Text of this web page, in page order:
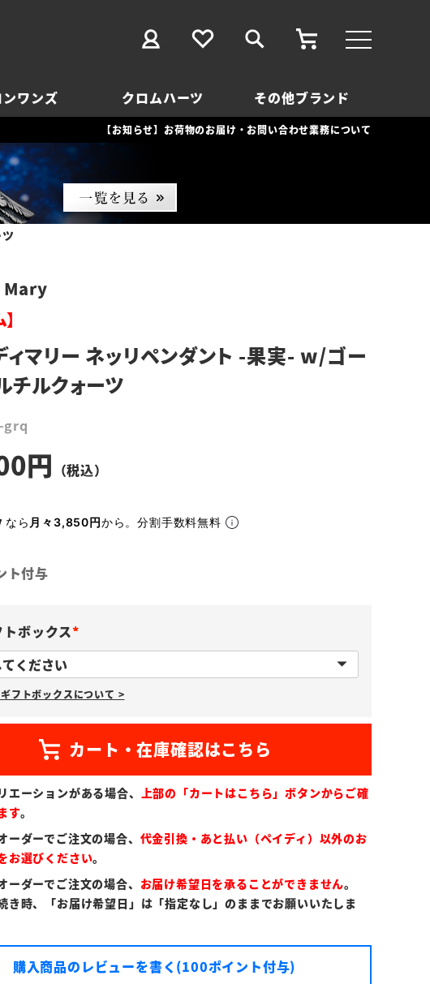
ンワンズ クロムハーツ その他ブランド
【お知らせ】お荷物のお届け・お問い合わせ業務について
ィマリー ネッリペンダント -果実- w/ゴー
チルクォーツ
grq
なら 月々3,850円から。分割手数料無料
ト付与
ボックス
(
必
フトボックスについて >
ーションがある場合、
上部の「カートはこちら」ボタンからご確
す。
ダーでご注文の場合、 代金引換・あと払い（ペイディ）以外のお
お選びください。
ダーでご注文の場合、 お届け希望日を承ることができません。
き時、「お届け希望日」は「指定なし」のままでお願いいたしま
購入商品のレビューを書く(100ポイント付与)